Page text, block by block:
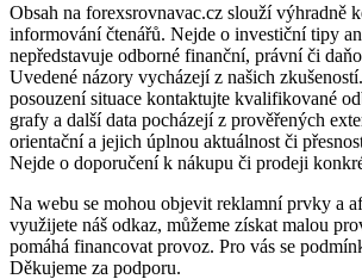
Obsah na forexsrovnavac.cz slouží výhradně
informování čtenářů. Nejde o investiční tipy
nepředstavuje odborné finanční, právní či
Uvedené názory vycházejí z našich
posouzení situace kontaktujte kvalifikované
grafy a další data pocházejí z prověřených
orientační a jejich úplnou aktuálnost či
Nejde o doporučení k nákupu či prodeji
Na webu se mohou objevit reklamní prvky a
využijete náš odkaz, můžeme získat malou
pomáhá financovat provoz. Pro vás se
Děkujeme za podporu.